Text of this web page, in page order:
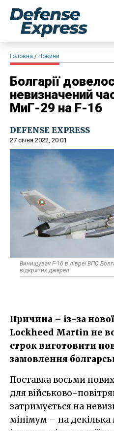
Головна Новини
Болгарії
невизначений
МиГ-29 на F-16
DEFENSE EXPRESS
27 січня 2022, 20:01
Винищувач F-16 в лівреї ВПС
відкритих джерел
Причина – із-за
Lockheed Martin не
строк виготовити
замовлення
Поставка восьми нових винищувачів F-16
для військово-
затримується на
мінімум – на декілька